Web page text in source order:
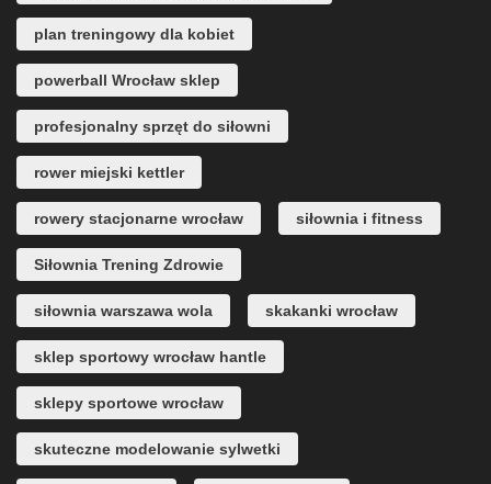
plan treningowy dla kobiet
powerball Wrocław sklep
profesjonalny sprzęt do siłowni
rower miejski kettler
rowery stacjonarne wrocław siłownia i fitness
Siłownia Trening Zdrowie
siłownia warszawa wola skakanki wrocław
sklep sportowy wrocław hantle
sklepy sportowe wrocław
skuteczne modelowanie sylwetki